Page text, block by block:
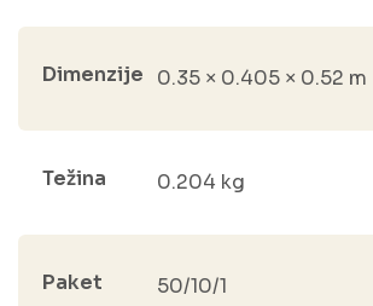
Dimenzije 0.35 × 0.405 × 0.52 m
Težina 0.204 kg
Paket 50/10/1